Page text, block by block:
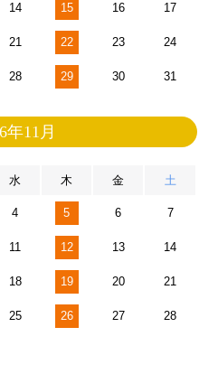
14 15 16 17
21 22 23 24
28 29 30 31
年11月
水 木 金 土
4 5 6 7
11 12 13 14
18 19 20 21
25 26 27 28